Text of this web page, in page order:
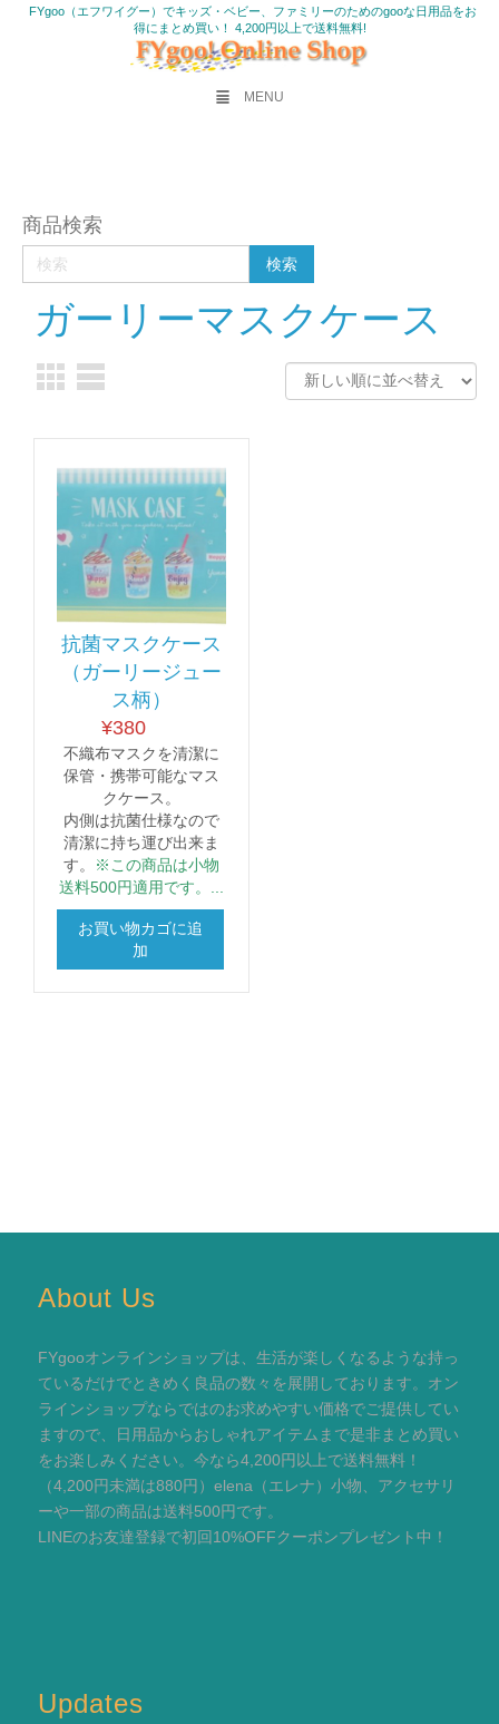
FYgoo（エフワイグー）でキッズ・ベビー、ファミリーのためのgooな日用品をお
得にまとめ買い！ 4,200円以上で送料無料!
MENU
商品検索
ガーリーマスクケース
抗菌マスクケース
（ガーリージュー
ス柄）
¥380
不織布マスクを清潔に
保管・携帯可能なマス
クケース。
内側は抗菌仕様なので
清潔に持ち運び出来ま
す。
※この商品は小物
送料500円適用です。...
お買い物カゴに追
加
About Us
FYgooオンラインショップは、生活が楽しくなるような持っ
ているだけでときめく良品の数々を展開しております。オン
ラインショップならではのお求めやすい価格でご提供してい
ますので、日用品からおしゃれアイテムまで是非まとめ買い
をお楽しみください。今なら4,200円以上で送料無料！
（4,200円未満は880円）elena（エレナ）小物、アクセサリ
ーや一部の商品は送料500円です。
LINEのお友達登録で初回10%OFFクーポンプレゼント中！
Updates